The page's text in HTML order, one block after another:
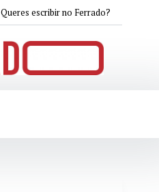
Queres escribir no Ferrado?